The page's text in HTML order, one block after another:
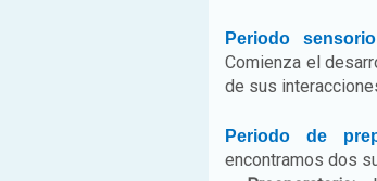
Periodo
Comienza el
de sus
Periodo de
encontramos dos